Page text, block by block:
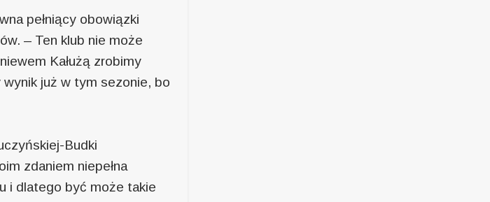
pełniący obowiązki
– Ten klub nie może
Kałużą zrobimy
już w tym sezonie, bo
Budki
zdaniem niepełna
i dlatego być może takie